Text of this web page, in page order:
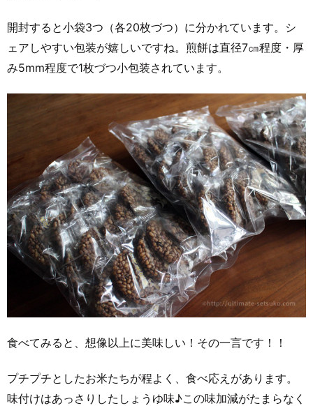
開封すると小袋3つ（各20枚づつ）に分かれています。シ
ェアしやすい包装が嬉しいですね。煎餅は直径7㎝程度・厚
み5mm程度で1枚づつ小包装されています。
食べてみると、想像以上に美味しい！その一言です！！
プチプチとしたお米たちが程よく、食べ応えがあります。
味付けはあっさりしたしょうゆ味♪この味加減がたまらなく